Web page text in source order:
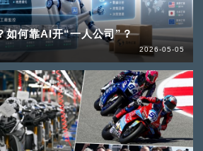
如何靠AI开“一人公司”？
2026-05-05